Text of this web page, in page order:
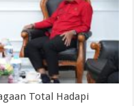
Total Hadapi